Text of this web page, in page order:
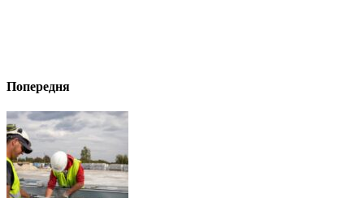
Попередня